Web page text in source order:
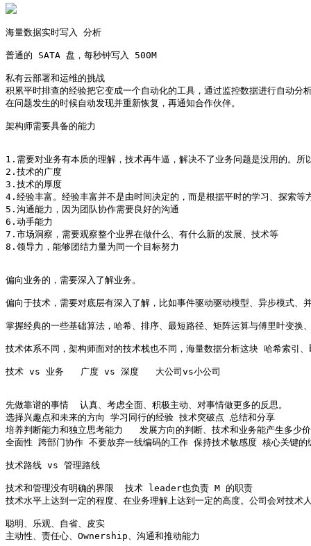
海量数据实时写入 分析
普通的 SATA 盘，每秒钟写入 500M
私有云部署和运维的挑战
积累平时排查的经验把它变成一个自动化的工具，通过监控数据进行自动分
在问题发生的时候自动发现并重新恢复，再通知合作伙伴。
架构师需要具备的能力
1.需要对业务有本质的理解，技术再牛逼，解决不了业务问题是没用的。
2.技术的广度
3.技术的厚度
4.经验丰富。经验丰富并不是由时间决定的，而是根据平时的学习、探索等
5.沟通能力，因为团队协作需要良好的沟通
6.动手能力
7.市场洞察，需要观察整个业界在做什么、有什么新的发展、技术等
8.领导力，能够团结力量为同一个目标努力
偏向业务的，需要深入了解业务。
偏向于技术，需要对底层有深入了解，比如事件驱动驱动模型、异步模式
掌握经典的一些基础算法，哈希、排序、最短路径、矩阵运算与傅里叶变换
技术体系不同，架构师面对的技术栈也不同，海量数据分析这块 哈希索
技术 vs 业务   广度 vs 深度   大公司vs小公司
先做靠谱的事情  认真、考虑全面、积极主动、对事情做更多的反思。
选择兴趣点和未来的方向 学习同行的经验 技术突破点 总结和分享
培养判断能力和独立思考能力   发展方向的判断、技术和业务能产生多少
全面性 跨部门协作 不要放弃一线编码的工作 保持技术敏感度 核心关键的
技术路线 vs 管理路线
技术和管理没有明确的界限  技术 leader也负责 M 的职责
技术水平上达到一定的程度、在业务理解上达到一定的高度。公司会对技术
聪明、乐观、自省、皮实
主动性、责任心、Ownership、沟通和推动能力